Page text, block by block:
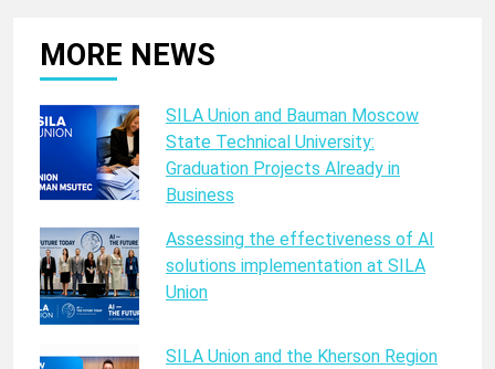
MORE NEWS
SILA Union and Bauman Moscow
State Technical University:
Graduation Projects Already in
Business
Assessing the effectiveness of AI
solutions implementation at SILA
Union
SILA Union and the Kherson Region